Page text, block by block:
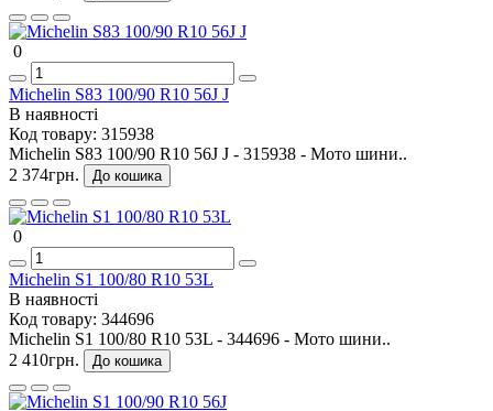
0
Michelin S83 100/90 R10 56J J
В наявності
Код товару: 315938
Michelin S83 100/90 R10 56J J - 315938 - Мото шини..
2 374грн.
До кошика
0
Michelin S1 100/80 R10 53L
В наявності
Код товару: 344696
Michelin S1 100/80 R10 53L - 344696 - Мото шини..
2 410грн.
До кошика